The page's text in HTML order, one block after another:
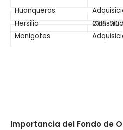
Huanqueros
2016-
Hersilia
Monigotes
Importancia del Fondo de